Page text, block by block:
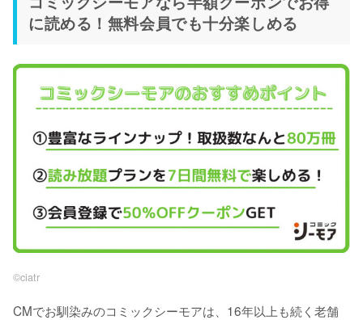
に読める！無料会員でも十分楽しめる
©︎ciatr
CMでお馴染みのコミックシーモアは、16年以上も続く老舗